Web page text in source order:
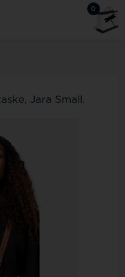
0
Jara Small.